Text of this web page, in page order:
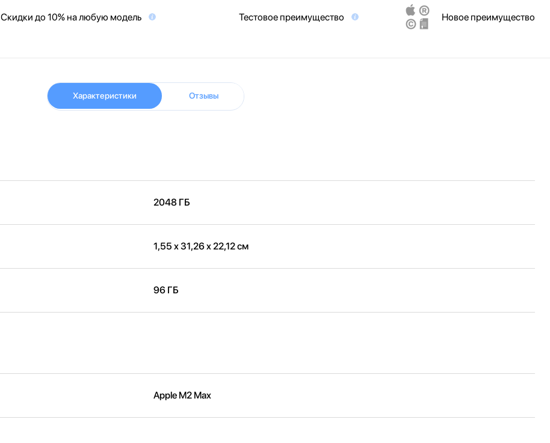
Скидки до 10% на любую модель Тестовое преимущество Новое преимущество
Характеристики Отзывы
2048 ГБ
1,55 x 31,26 x 22,12 см
96 ГБ
Apple M2 Max